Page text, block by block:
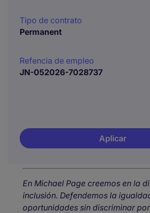
Tipo de contrato
Permanent
Refencia de empleo
JN-052026-7028737
Aplicar
En Michael Page creemos en la
inclusión. Defendemos la
oportunidades sin discriminar